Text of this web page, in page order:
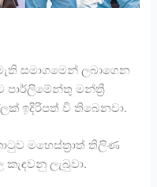
සමාගමෙන් ලබාගෙන
පාර්ලිමේන්තු මන්ත්‍රී
ඉදිරිපත් වි තිබෙනවා.
මහෙස්ත්‍රාත් තිලිණ
ලැබුවා.